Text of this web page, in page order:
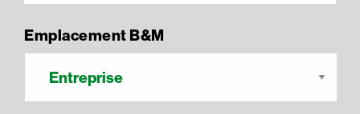
Emplacement B&M